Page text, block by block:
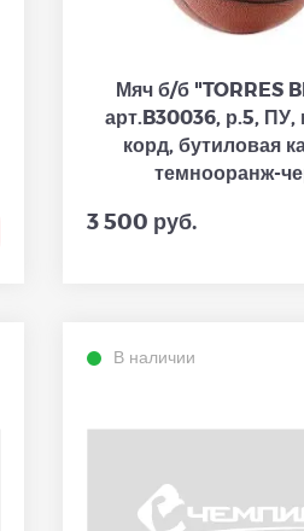
Мяч б/б "TORRES
арт.B30036, р.5, ПУ,
корд, бутиловая
темнооранж-
3 500 руб.
В наличии